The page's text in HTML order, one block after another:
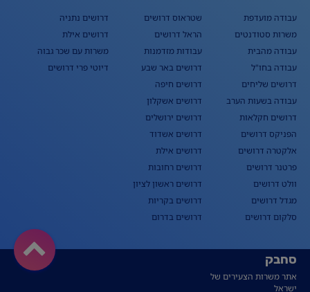
עבודה מועדפת
משרות סטודנטים
עבודה מהבית
עבודה בחו"ל
דרושים שליחים
עבודה בשעות הערב
דרושים חקלאות
הפניקס דרושים
אלקטרה דרושים
פרטנר דרושים
וולט דרושים
מגדל דרושים
סלקום דרושים
שטראוס דרושים
הראל דרושים
עבודות מזדמנות
דרושים באר שבע
דרושים חיפה
דרושים אשקלון
דרושים ירושלים
דרושים אשדוד
דרושים אילת
דרושים רחובות
דרושים ראשון לציון
דרושים בקריות
דרושים בדרום
דרושים נתניה
דרושים אילת
משרות עם שכר גבוה
דיוטי פרי דרושים
סחבק
אתר משרות הצעירים של
ישראל